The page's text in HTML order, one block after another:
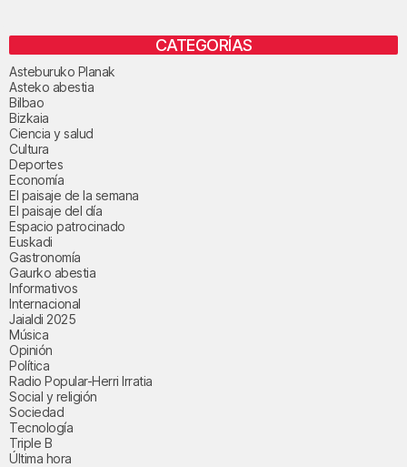
CATEGORÍAS
Asteburuko Planak
Asteko abestia
Bilbao
Bizkaia
Ciencia y salud
Cultura
Deportes
Economía
El paisaje de la semana
El paisaje del día
Espacio patrocinado
Euskadi
Gastronomía
Gaurko abestia
Informativos
Internacional
Jaialdi 2025
Música
Opinión
Política
Radio Popular-Herri Irratia
Social y religión
Sociedad
Tecnología
Triple B
Última hora